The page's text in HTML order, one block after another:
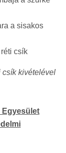
a sisakos
csík
csík kivételével
Egyesület